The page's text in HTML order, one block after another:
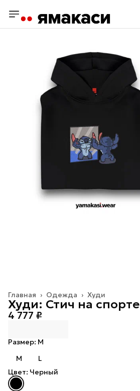
Худи
Одежда ›
Главная ›
Худи: Стич на спорте
4 777 ₽
Размер: M
M
L
Цвет: Черный